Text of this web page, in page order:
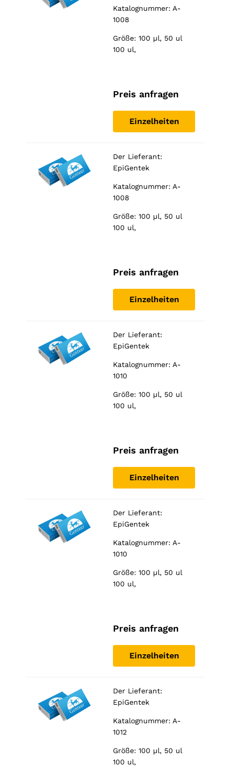
Katalognummer: A-
1008
Größe: 100 µl, 50 ul
100 ul,
Preis anfragen
Einzelheiten
Der Lieferant:
EpiGentek
Katalognummer: A-
1008
Größe: 100 µl, 50 ul
100 ul,
Preis anfragen
Einzelheiten
Der Lieferant:
EpiGentek
Katalognummer: A-
1010
Größe: 100 µl, 50 ul
100 ul,
Preis anfragen
Einzelheiten
Der Lieferant:
EpiGentek
Katalognummer: A-
1010
Größe: 100 µl, 50 ul
100 ul,
Preis anfragen
Einzelheiten
Der Lieferant:
EpiGentek
Katalognummer: A-
1012
Größe: 100 µl, 50 ul
100 ul,